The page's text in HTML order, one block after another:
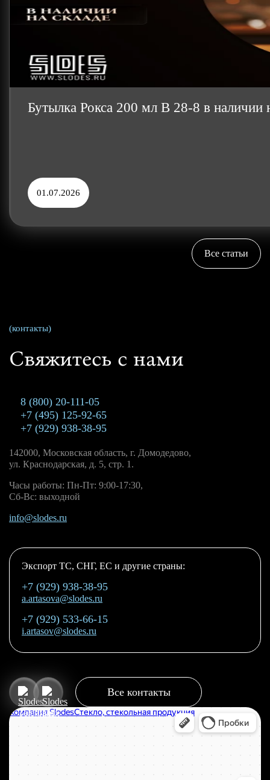
Бутылка Рокса 200 мл B 28-8 в
01.07.2026
Все статьи
(контакты)
Свяжитесь с нами
8 (800) 20-111-05
+7 (495) 125-92-65
+7 (929) 938-38-95
142000, Московская область, г. Домодедово,
ул. Краснодарская, д. 5, стр. 1.
Часы работы: Пн-Пт: 9:00-17:30,
Сб-Вс: выходной
info@slodes.ru
Экспорт ТС, СНГ, ЕС и другие страны:
+7 (929) 938-38-95
a.artasova@slodes.ru
+7 (929) 533-66-15
i.artasov@slodes.ru
Все контакты